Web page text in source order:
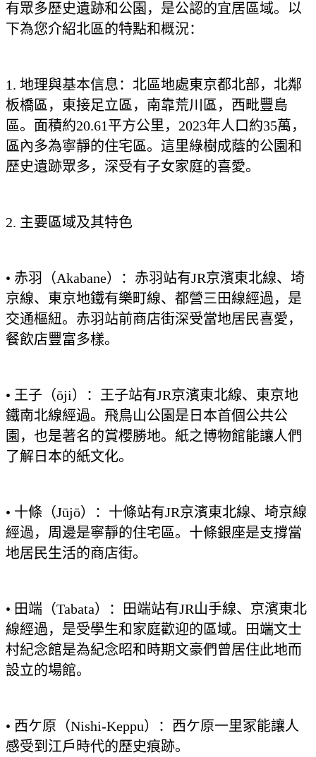
有眾多歷史遺跡和公園，是公認的宜居區域。以
下為您介紹北區的特點和概況：
1. 地理與基本信息：北區地處東京都北部，北鄰
板橋區，東接足立區，南靠荒川區，西毗豐島
區。面積約20.61平方公里，2023年人口約35萬，
區內多為寧靜的住宅區。這里綠樹成蔭的公園和
歷史遺跡眾多，深受有子女家庭的喜愛。
2. 主要區域及其特色
• 赤羽（Akabane）：赤羽站有JR京濱東北線、埼
京線、東京地鐵有樂町線、都營三田線經過，是
交通樞紐。赤羽站前商店街深受當地居民喜愛，
餐飲店豐富多樣。
• 王子（ōji）：王子站有JR京濱東北線、東京地
鐵南北線經過。飛鳥山公園是日本首個公共公
園，也是著名的賞櫻勝地。紙之博物館能讓人們
了解日本的紙文化。
• 十條（Jūjō）：十條站有JR京濱東北線、埼京線
經過，周邊是寧靜的住宅區。十條銀座是支撐當
地居民生活的商店街。
• 田端（Tabata）：田端站有JR山手線、京濱東北
線經過，是受學生和家庭歡迎的區域。田端文士
村紀念館是為紀念昭和時期文豪們曾居住此地而
設立的場館。
• 西ケ原（Nishi-Keppu）：西ケ原一里冢能讓人
感受到江戶時代的歷史痕跡。